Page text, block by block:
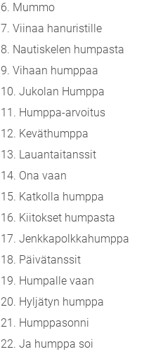
6. Mummo
7. Viinaa hanuristille
8. Nautiskelen humpasta
9. Vihaan humppaa
10. Jukolan Humppa
11. Humppa-arvoitus
12. Keväthumppa
13. Lauantaitanssit
14. Ona vaan
15. Katkolla humppa
16. Kiitokset humpasta
17. Jenkkapolkkahumppa
18. Päivätanssit
19. Humpalle vaan
20. Hyljätyn humppa
21. Humppasonni
22. Ja humppa soi